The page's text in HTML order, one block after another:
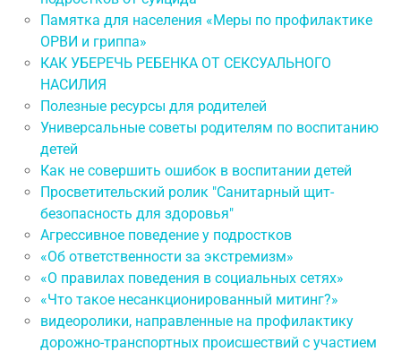
Памятка для населения «Меры по профилактике
ОРВИ и гриппа»
КАК УБЕРЕЧЬ РЕБЕНКА ОТ СЕКСУАЛЬНОГО
НАСИЛИЯ
Полезные ресурсы для родителей
Универсальные советы родителям по воспитанию
детей
Как не совершить ошибок в воспитании детей
Просветительский ролик "Санитарный щит-
безопасность для здоровья"
Агрессивное поведение у подростков
«Об ответственности за экстремизм»
«О правилах поведения в социальных сетях»
«Что такое несанкционированный митинг?»
видеоролики, направленные на профилактику
дорожно-транспортных происшествий с участием